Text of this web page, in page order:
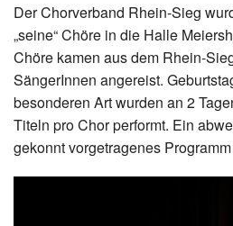
Wir kommen zu Ihnen!
Lieblinks
Impressum
Datenschutz
Der Chorverband Rhein-Sieg
„seine“ Chöre in die Halle
Chöre kamen aus dem Rhein-
SängerInnen angereist.
besonderen Art wurden an 2
Titeln pro Chor performt. Ein
gekonnt vorgetragenes